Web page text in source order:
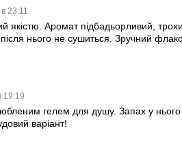
23:11
якістю. Аромат підбадьорливий,
нього не сушиться. Зручний
19:19
гелем для душу. Запах у
варіант!